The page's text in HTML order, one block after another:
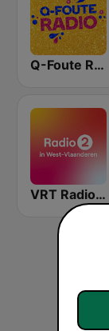
Q-Foute Radio
VRT Radio 2 West-Vlaanderen